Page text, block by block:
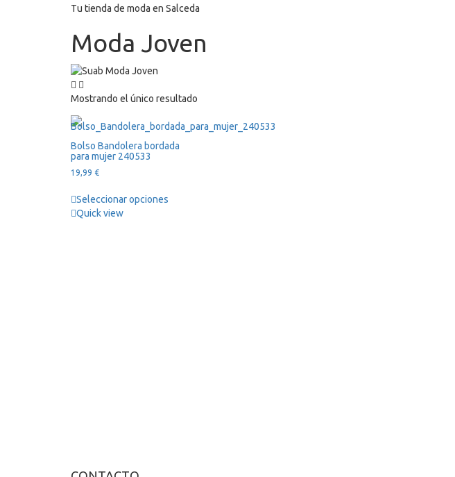
Tu tienda de moda en Salceda
Moda Joven
Mostrando el único resultado
Bolso Bandolera bordada
para mujer 240533
19,99 €
Seleccionar opciones
Quick view